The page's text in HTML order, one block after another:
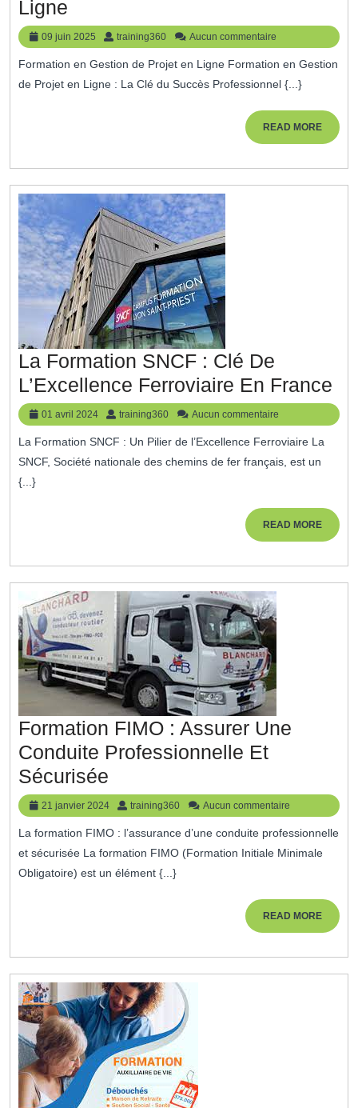
Ligne
Votre
Carrière
Avec
Gestion
De
Projet
En
Ligne
09 juin 2025
09
juin
2025
training360 training360
Aucun commentaire
Formation en Gestion de Projet en Ligne Formation en Gestion
de Projet en Ligne : La Clé du Succès Professionnel {...}
READ MOREREAD
MORE
La Formation SNCF : Clé De
L’Excellence Ferroviaire En France
01 avril 2024
01
avril
2024
training360 training360
Aucun commentaire
La Formation SNCF : Un Pilier de l’Excellence Ferroviaire La
SNCF, Société nationale des chemins de fer français, est un
{...}
READ MOREREAD
MORE
Formation FIMO : Assurer Une
Conduite Professionnelle Et
Sécurisée
FIMO
:
Assurer
Une
Professionnelle
21 janvier 2024
21
janvier
2024
training360 training360
Aucun commentaire
La formation FIMO : l’assurance d’une conduite professionnelle
et sécurisée La formation FIMO (Formation Initiale Minimale
Obligatoire) est un élément {...}
READ MOREREAD
MORE